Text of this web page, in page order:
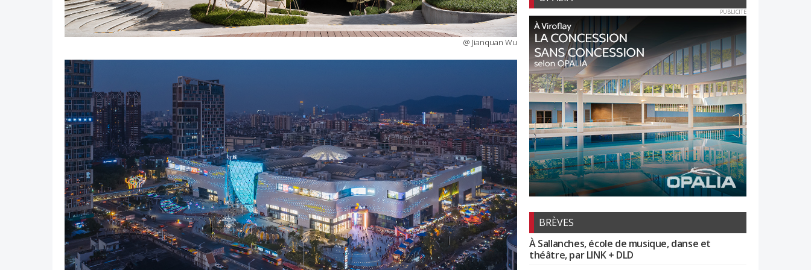
@ Jianquan Wu
PUBLICITE
BRÈVES
À Sallanches, école de musique, danse et
théâtre, par LINK + DLD